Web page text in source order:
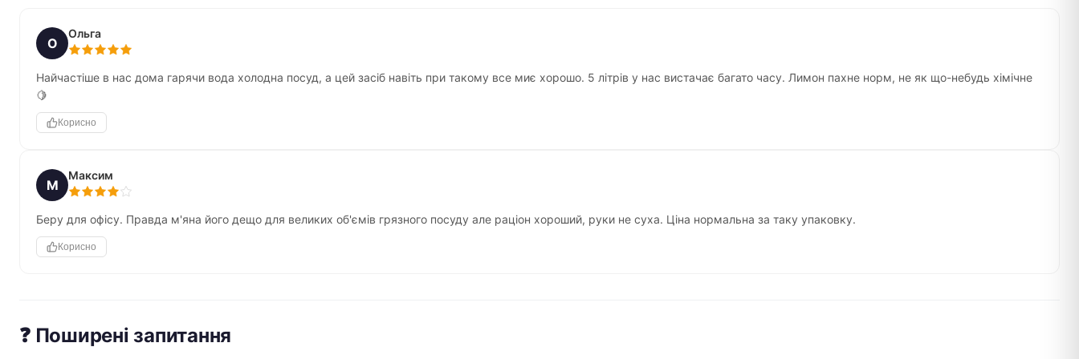
О
Ольга
Найчастіше в нас дома гарячи вода холодна посуд, а цей засіб навіть при такому все миє хорошо. 5 літрів у нас вистачає багато часу. Лимон пахне норм, не як що-небудь хімічне
🍋
Корисно
М
Максим
Беру для офісу. Правда м'яна його дещо для великих об'ємів грязного посуду але раціон хороший, руки не суха. Ціна нормальна за таку упаковку.
Корисно
❓ Поширені запитання